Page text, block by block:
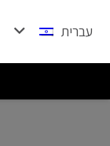
עברית